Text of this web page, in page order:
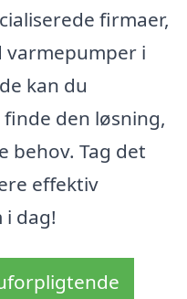
firmaer,
i
kan du
den løsning,
behov. Tag det
effektiv
dag!